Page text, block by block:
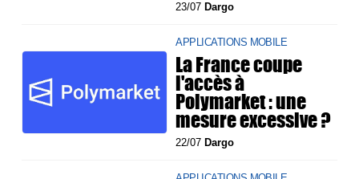
23/07 Dargo
APPLICATIONS MOBILE
La France coupe
l'accès à
Polymarket : une
mesure excessive ?
22/07 Dargo